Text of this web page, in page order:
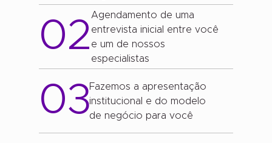
02
Agendamento de uma
entrevista inicial entre você
e um de nossos
especialistas
03Fazemos a apresentação
institucional e do modelo
de negócio para você